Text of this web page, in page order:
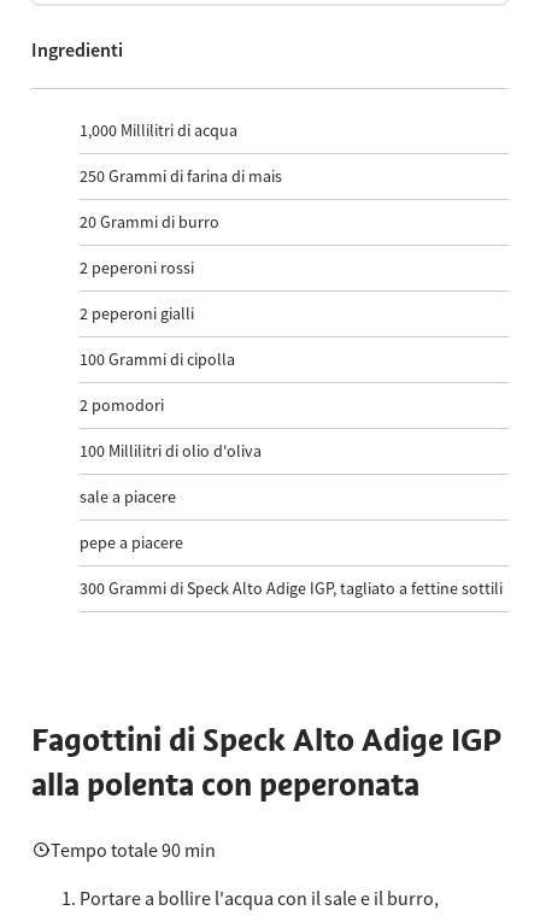
Ingredienti
1,000 Millilitri di acqua
250Grammi di farina di mais
20Grammi di burro
2 peperoni rossi
2 peperoni gialli
100Grammi di cipolla
2 pomodori
100 Millilitri di olio d'oliva
sale a piacere
pepe a piacere
300Grammi di Speck Alto Adige IGP, tagliato a fettine sottili
Fagottini di Speck Alto Adige IGP
alla polenta con peperonata
Tempo totale 90 min
Portare a bollire l'acqua con il sale e il burro,